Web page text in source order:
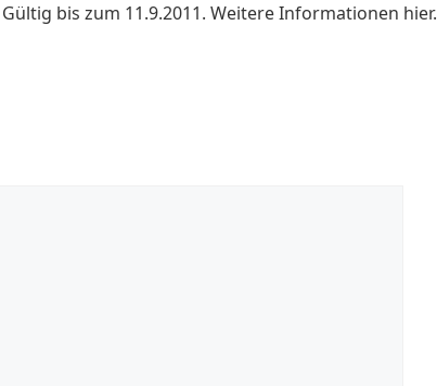
bis zum 11.9.2011. Weitere Informationen hier.